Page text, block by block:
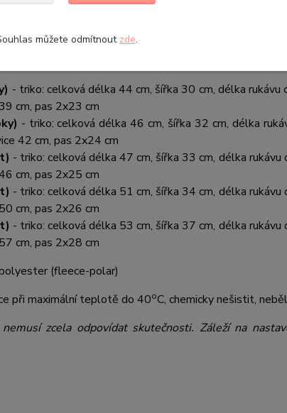
a nohavice jsou ukončené do lemu, na
- triko: celková délka 44 cm, šířka 30 cm, délka
cm, pas 2x23 cm
- triko: celková délka 46 cm, šířka 32 cm, délka
42 cm, pas 2x24 cm
- triko: celková délka 47 cm, šířka 33 cm, délka
cm, pas 2x25 cm
- triko: celková délka 51 cm, šířka 34 cm, délka
cm, pas 2x26 cm
- triko: celková délka 53 cm, šířka 37 cm, délka
cm, pas 2x28 cm
(fleece-polar)
při maximální teplotě do 40oC, chemicky nešistit,
zcela odpovídat skutečnosti. Záleží na
můžete odmítnout zde.